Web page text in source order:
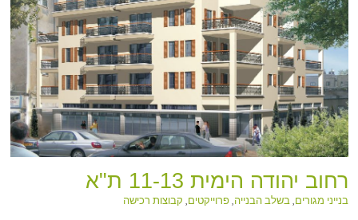
רחוב יהודה הימית 11-13 ת"א
בנייני מגורים,בשלב הבנייה,פרוייקטים, קבוצות רכישה